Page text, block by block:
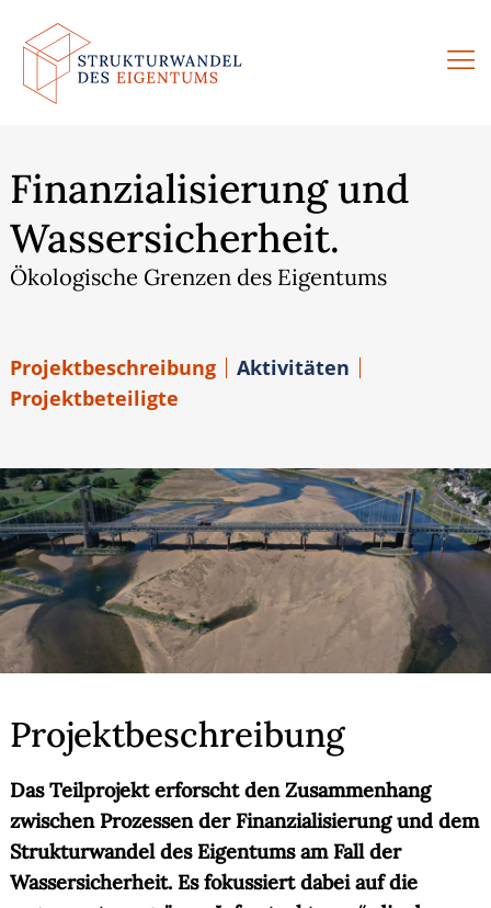
Zum
Inhalt
springen
Finanzialisierung und
Wassersicherheit.
Ökologische Grenzen des Eigentums
Projektbeschreibung
Aktivitäten
Projektbeteiligte
Projektbeschreibung
Das Teilprojekt erforscht den Zusammenhang
zwischen Prozessen der Finanzialisierung und dem
Strukturwandel des Eigentums am Fall der
Wassersicherheit. Es fokussiert dabei auf die